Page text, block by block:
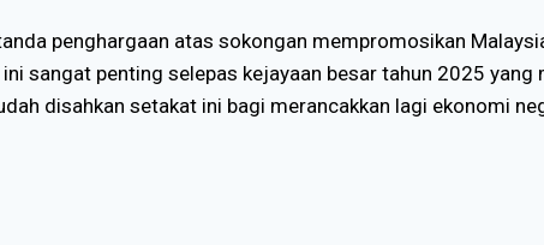
penghargaan atas sokongan mempromosikan
sangat penting selepas kejayaan besar tahun 2025
disahkan setakat ini bagi merancakkan lagi ekonomi